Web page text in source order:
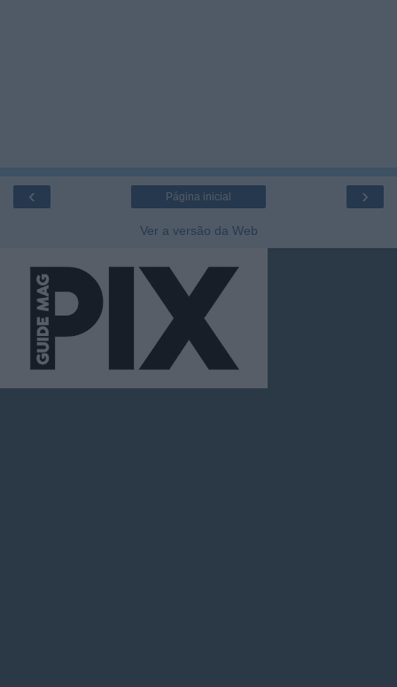
‹ ›
Página inicial
Ver a versão da Web